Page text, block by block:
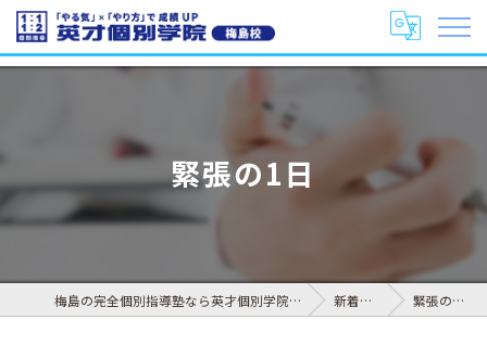
緊張の1日
梅島の完全個別指導塾なら英才個別学院 梅島校 新着情報 緊張の1日